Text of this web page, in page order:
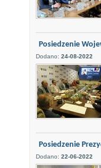
Posiedzenie
Dodano: 24-08-2022
Posiedzenie
Dodano: 22-06-2022